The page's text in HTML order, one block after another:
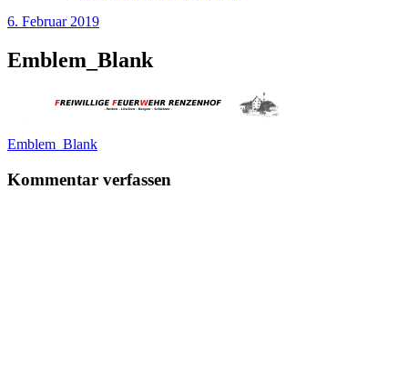
6. Februar 2019
Emblem_Blank
Beitragsnavigation
Emblem_Blank
Kommentar verfassen